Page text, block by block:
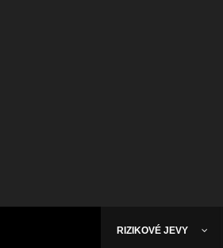
RIZIKOVÉ JEVY